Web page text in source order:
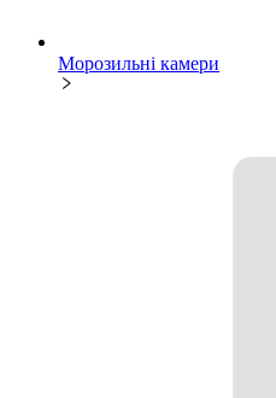
Морозильні камери